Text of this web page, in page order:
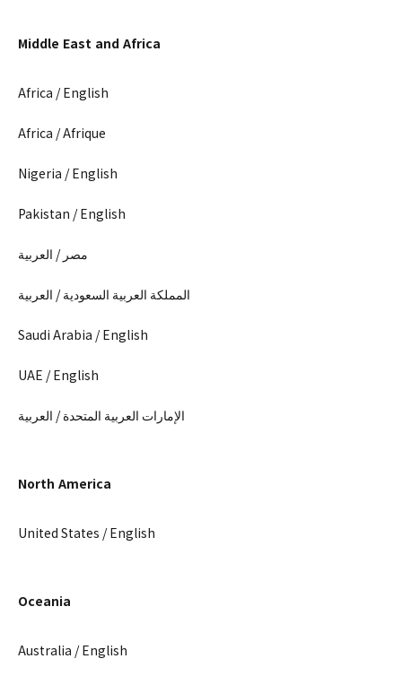
Middle East and Africa
Africa / English
Africa / Afrique
Nigeria / English
Pakistan / English
مصر / العربية
المملكة العربية السعودية / العربية
Saudi Arabia / English
UAE / English
الإمارات العربية المتحدة / العربية
North America
United States / English
Oceania
Australia / English